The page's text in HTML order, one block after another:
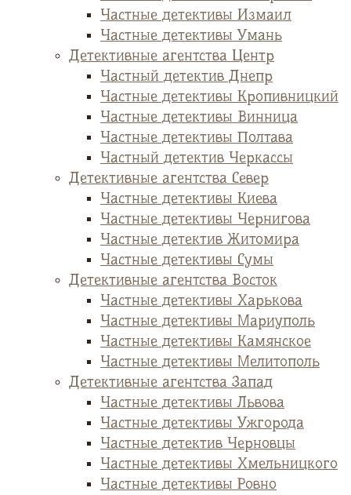
Частные детективы Измаил
Частные детективы Умань
Детективные агентства Центр
Частный детектив Днепр
Частные детективы Кропивницкий
Частные детективы Винница
Частные детективы Полтава
Частный детектив Черкассы
Детективные агентства Север
Частные детективы Киева
Частные детективы Чернигова
Частные детектив Житомира
Частные детективы Сумы
Детективные агентства Восток
Частные детективы Харькова
Частные детективы Мариуполь
Частные детективы Камянское
Частные детективы Мелитополь
Детективные агентства Запад
Частные детективы Львова
Частные детективы Ужгорода
Частные детектив Черновцы
Частные детективы Хмельницкого
Частные детективы Ровно